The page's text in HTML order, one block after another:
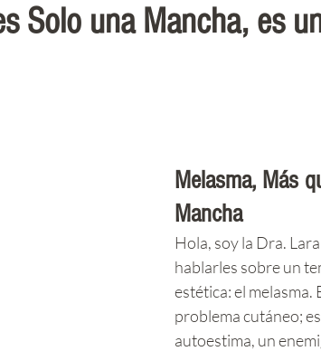
Solo una Mancha, es
Melasma, Más
Mancha
Hola, soy la Dra.
hablarles sobre un
estética: el melasma.
problema cutáneo;
autoestima, un